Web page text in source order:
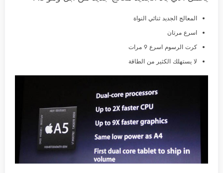
المعالج الجديد ثنائي النواة
اسرع مرتان
كرت الرسوم اسرع 9 مرات
لا يستهلك الكثير من الطاقة